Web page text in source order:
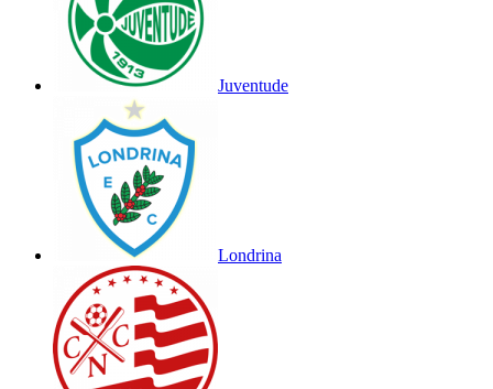
Juventude
Londrina